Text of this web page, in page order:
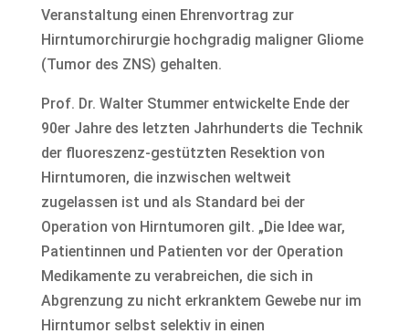
Veranstaltung einen Ehrenvortrag zur
Hirntumorchirurgie hochgradig maligner Gliome
(Tumor des ZNS) gehalten.
Prof. Dr. Walter Stummer entwickelte Ende der
90er Jahre des letzten Jahrhunderts die Technik
der fluoreszenz-gestützten Resektion von
Hirntumoren, die inzwischen weltweit
zugelassen ist und als Standard bei der
Operation von Hirntumoren gilt. „Die Idee war,
Patientinnen und Patienten vor der Operation
Medikamente zu verabreichen, die sich in
Abgrenzung zu nicht erkranktem Gewebe nur im
Hirntumor selbst selektiv in einen